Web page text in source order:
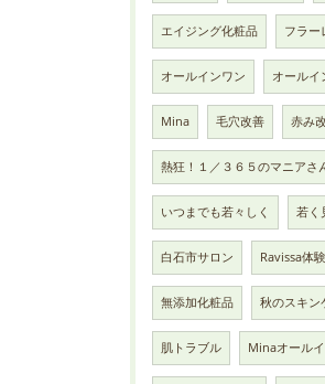
エイジング化粧品 フラー
オールインワン オールイ
Mina 毛穴改善 赤み
熱狂！１／３６５のマニアさ
いつまでも若々しく 若く
白石市サロン Ravissa体
無添加化粧品 秋のスキン
肌トラブル Minaオール